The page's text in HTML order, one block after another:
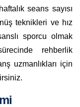
seans sayısı
teknikleri ve hız
sporcu olmak
rehberlik
uzmanlıkları için